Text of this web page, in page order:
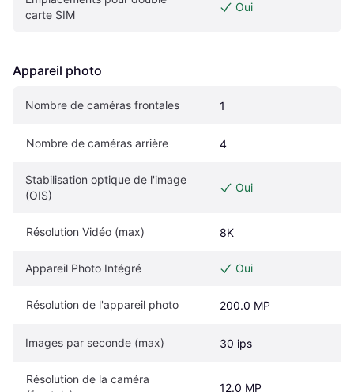
carte SIM
Oui
Appareil photo
Nombre de caméras frontales 1
Nombre de caméras arrière 4
Stabilisation optique de l'image
(OIS)
Oui
Résolution Vidéo (max) 8K
Appareil Photo Intégré Oui
Résolution de l'appareil photo 200.0 MP
Images par seconde (max) 30 ips
Résolution de la caméra
12.0 MP